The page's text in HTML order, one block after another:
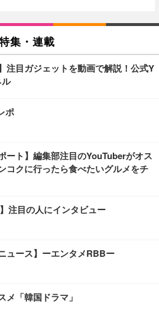
集・連載
注目ガジェットを動画で解説！公式Y
ポ
ート】編集部注目のYouTuberがオス
コクに行ったら食べたいグルメをチ
注目の人にインタビュー
ュース】ーエンタメRBBー
メ「韓国ドラマ」